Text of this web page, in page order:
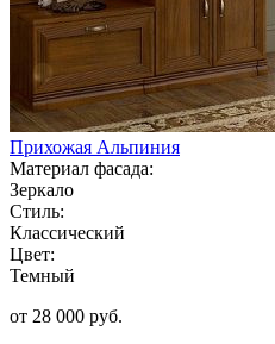
Прихожая Альпиния
Материал фасада:
Зеркало
Стиль:
Классический
Цвет:
Темный
от 28 000 руб.